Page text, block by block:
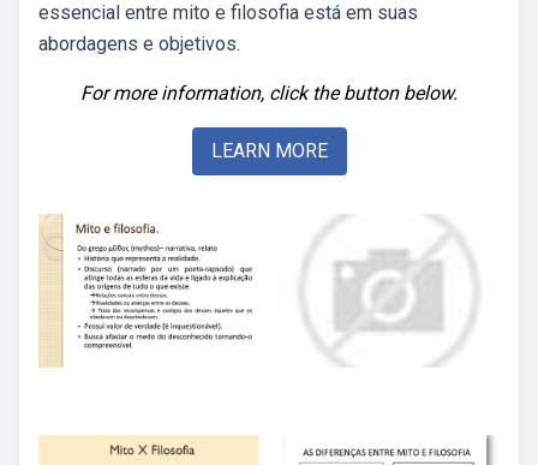
essencial entre mito e filosofia está em suas
abordagens e objetivos.
For more information, click the button below.
LEARN MORE